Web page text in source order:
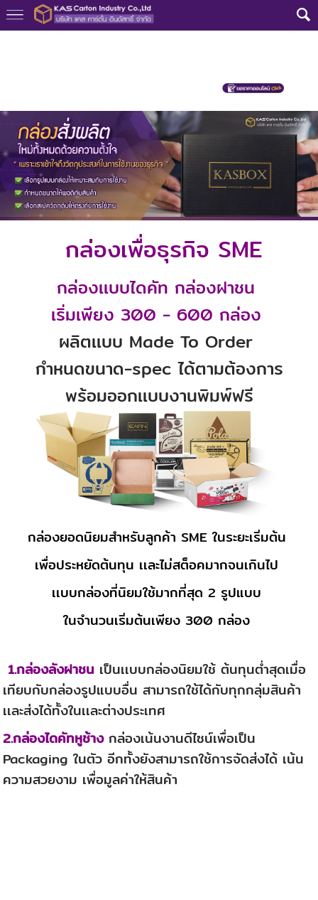
กล่องเพื่อธุรกิจ SME
กล่องเเบบไดคัท กล่องฝาชน
เริ่มเพียง 300 - 600 กล่อง
ผลิตเเบบ Made To Order
กำหนดขนาด-spec ได้ตามต้องการ
พร้อมออกเเบบงานพิมพ์ฟรี
กล่องยอดนิยมสำหรับลูกค้า SME ในระยะเริ่มต้น
เพื่อประหยัดต้นทุน เเละไม่สต็อคมากจนเกินไป
เเบบกล่องที่นิยมใช้มากที่สุด 2 รูปแบบ
ในจำนวนเริ่มต้นเพียง 300 กล่อง
1.กล่องลังฝาชน เป็นเเบบกล่องนิยมใช้ ต้นทุนต่ำสุดเมื่อ
เทียบกับกล่องรูปแบบอื่น สามารถใช้ได้กับทุกกลุ่มสินค้า
เเละส่งได้ทั้งในเเละต่างประเทศ
2.กล่องไดคัทหูช้างกล่องเน้นงานดีไซน์เพื่อเป็น
Packaging ในตัว อีกทั้งยังสามารถใช้การจัดส่งได้ เน้น
ความสวยงาม เพื่อมูลค่าให้สินค้า